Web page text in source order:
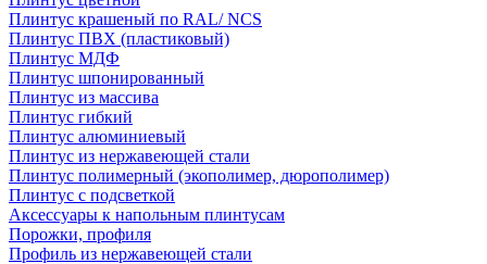
Плинтус крашеный по RAL/ NCS
Плинтус ПВХ (пластиковый)
Плинтус МДФ
Плинтус шпонированный
Плинтус из массива
Плинтус гибкий
Плинтус алюминиевый
Плинтус из нержавеющей стали
Плинтус полимерный (экополимер, дюрополимер)
Плинтус с подсветкой
Аксессуары к напольным плинтусам
Порожки, профиля
Профиль из нержавеющей стали